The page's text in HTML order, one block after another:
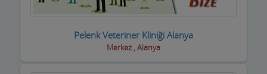
Oto Kurtarıcı ve Vinç
Oto Lastik Firmaları
Oto Servisleri ve Tamircileri
Pelenk Veteriner Kliniği Alanya
Merkez , Alanya